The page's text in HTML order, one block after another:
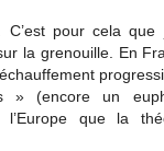
C’est pour cela que
la grenouille. En
» (encore un
l’Europe que la